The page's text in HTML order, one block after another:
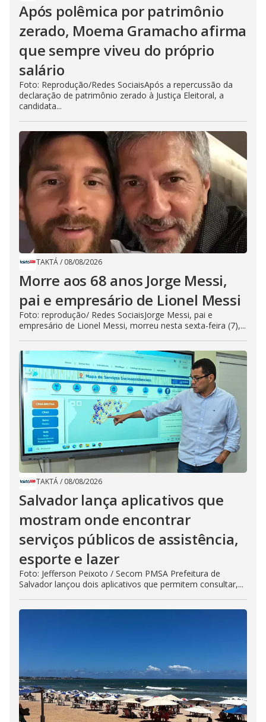
Após polêmica por patrimônio
zerado, Moema Gramacho afirma
que sempre viveu do próprio
salário
Foto: Reprodução/Redes SociaisApós a repercussão da
declaração de patrimônio zerado à Justiça Eleitoral, a
candidata...
TAKTÁ/ 08/08/2026
Morre aos 68 anos Jorge Messi,
pai e empresário de Lionel Messi
Foto: reprodução/ Redes SociaisJorge Messi, pai e
empresário de Lionel Messi, morreu nesta sexta-feira (7),...
TAKTÁ/ 08/08/2026
Salvador lança aplicativos que
mostram onde encontrar
serviços públicos de assistência,
esporte e lazer
Foto: Jefferson Peixoto / Secom PMSA Prefeitura de
Salvador lançou dois aplicativos que permitem consultar,...